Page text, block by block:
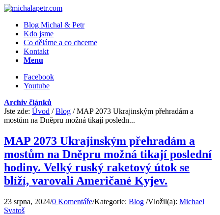
Blog Michal & Petr
Kdo jsme
Co děláme a co chceme
Kontakt
Menu
Facebook
Youtube
Archiv článků
Jste zde: Úvod / Blog / MAP 2073 Ukrajinským přehradám a
mostům na Dněpru možná tikají posledn...
MAP 2073 Ukrajinským přehradám a
mostům na Dněpru možná tikají poslední
hodiny. Velký ruský raketový útok se
blíží, varovali Američané Kyjev.
23 srpna, 2024/0 Komentáře/Kategorie: Blog /Vložil(a): Michael
Svatoš